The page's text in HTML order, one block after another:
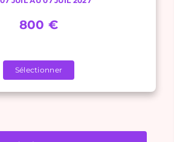
800 €
Sélectionner